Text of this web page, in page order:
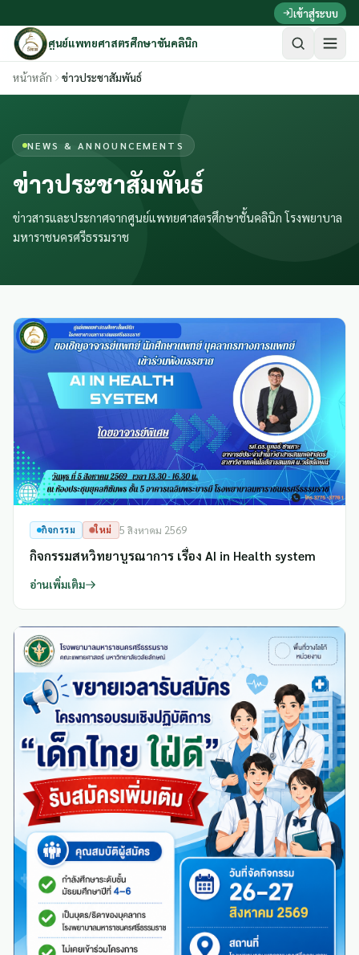
เข้าสู่ระบบ
ศูนย์แพทยศาสตรศึกษาชั้นคลินิก
หน้าหลัก ข่าวประชาสัมพันธ์
NEWS & ANNOUNCEMENTS
ข่าวประชาสัมพันธ์
ข่าวสารและประกาศจากศูนย์แพทยศาสตรศึกษาชั้นคลินิก โรงพยาบาล
มหาราชนครศรีธรรมราช
กิจกรรม ใหม่ 5 สิงหาคม 2569
กิจกรรมสหวิทยาบูรณาการ เรื่อง AI in Health system
อ่านเพิ่มเติม